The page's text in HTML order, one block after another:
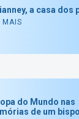
a casa dos
MAIS
do Mundo nas
de um bispo